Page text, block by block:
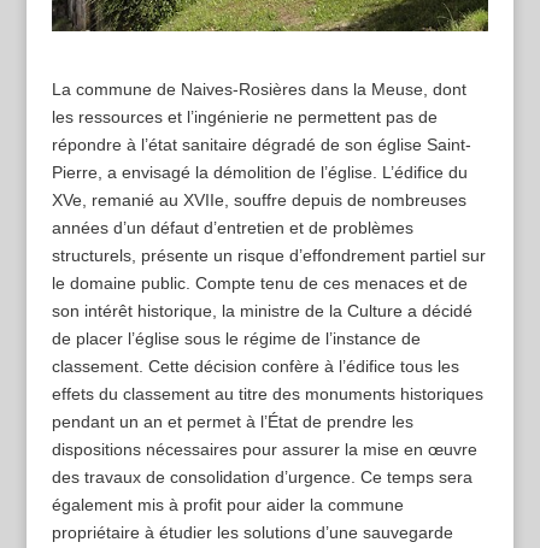
La commune de Naives-Rosières dans la Meuse, dont
les ressources et l’ingénierie ne permettent pas de
répondre à l’état sanitaire dégradé de son église Saint-
Pierre, a envisagé la démolition de l’église. L’édifice du
XVe, remanié au XVIIe, souffre depuis de nombreuses
années d’un défaut d’entretien et de problèmes
structurels, présente un risque d’effondrement partiel sur
le domaine public. Compte tenu de ces menaces et de
son intérêt historique, la ministre de la Culture a décidé
de placer l’église sous le régime de l’instance de
classement. Cette décision confère à l’édifice tous les
effets du classement au titre des monuments historiques
pendant un an et permet à l’État de prendre les
dispositions nécessaires pour assurer la mise en œuvre
des travaux de consolidation d’urgence. Ce temps sera
également mis à profit pour aider la commune
propriétaire à étudier les solutions d’une sauvegarde